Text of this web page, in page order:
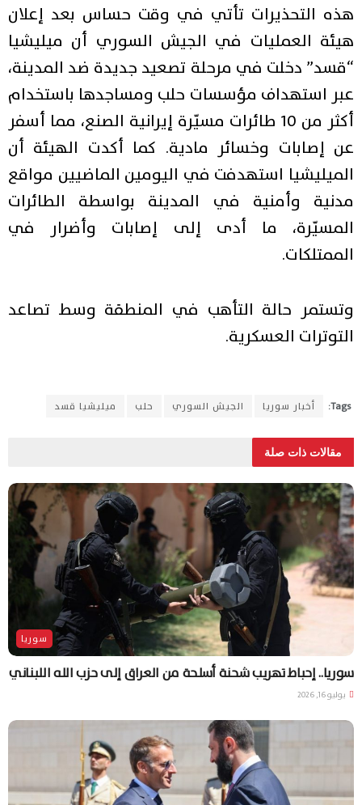
هذه التحذيرات تأتي في وقت حساس بعد إعلان
هيئة العمليات في الجيش السوري أن ميليشيا
“قسد” دخلت في مرحلة تصعيد جديدة ضد المدينة،
عبر استهداف مؤسسات حلب ومساجدها باستخدام
أكثر من 10 طائرات مسيّرة إيرانية الصنع، مما أسفر
عن إصابات وخسائر مادية. كما أكدت الهيئة أن
الميليشيا استهدفت في اليومين الماضيين مواقع
مدنية وأمنية في المدينة بواسطة الطائرات
المسيّرة، ما أدى إلى إصابات وأضرار في
الممتلكات.
وتستمر حالة التأهب في المنطقة وسط تصاعد
التوترات العسكرية.
Tags: أخبار سوريا الجيش السوري حلب ميليشيا قسد
مقالات ذات صلة
سوريا
سوريا.. إحباط تهريب شحنة أسلحة من العراق إلى حزب الله اللبناني
يوليو 16, 2026